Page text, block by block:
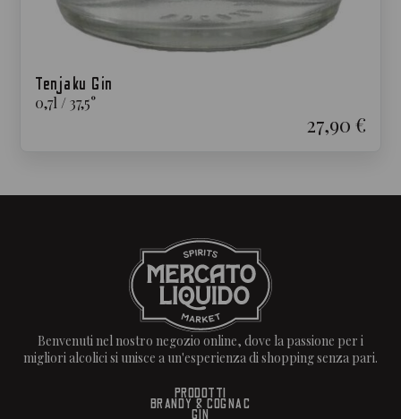
Tenjaku Gin
0,7l / 37,5°
27,90 €
Benvenuti nel nostro negozio online, dove la passione per i
migliori alcolici si unisce a un'esperienza di shopping senza pari.
PRODOTTI
BRANDY & COGNAC
GIN